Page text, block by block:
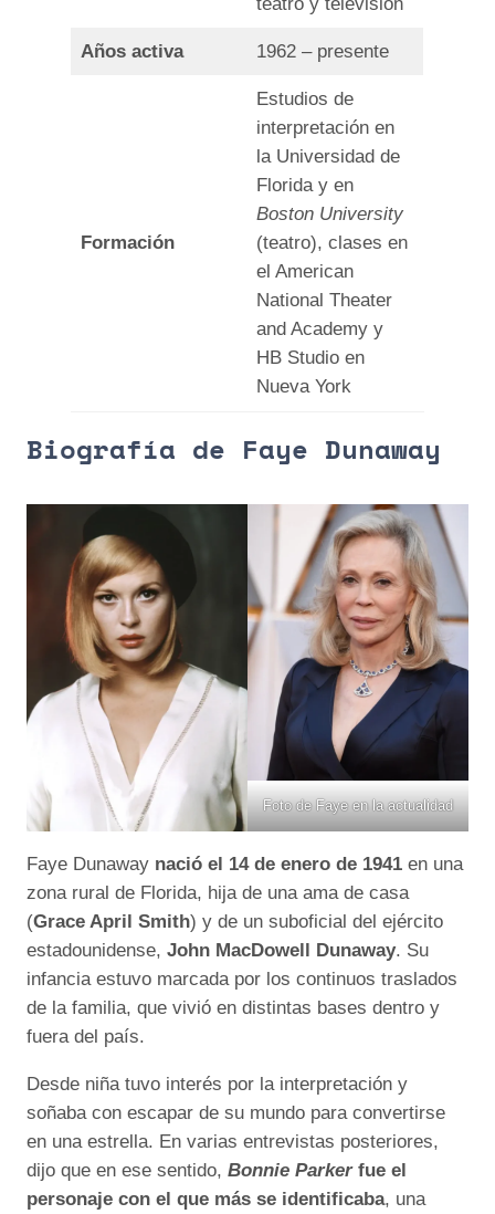
Años activa 1962 – presente
Formación
Estudios de
interpretación en
la Universidad de
Florida y en
Boston University
(teatro), clases en
el American
National Theater
and Academy y
HB Studio en
Nueva York
Biografía de Faye Dunaway
Foto de Faye en la actualidad
Faye Dunaway nació el 14 de enero de 1941 en una
zona rural de Florida, hija de una ama de casa
(Grace April Smith) y de un suboficial del ejército
estadounidense, John MacDowell Dunaway. Su
infancia estuvo marcada por los continuos traslados
de la familia, que vivió en distintas bases dentro y
fuera del país.
Desde niña tuvo interés por la interpretación y
soñaba con escapar de su mundo para convertirse
en una estrella. En varias entrevistas posteriores,
dijo que en ese sentido, Bonnie Parkerfue el
personaje con el que más se identificaba, una